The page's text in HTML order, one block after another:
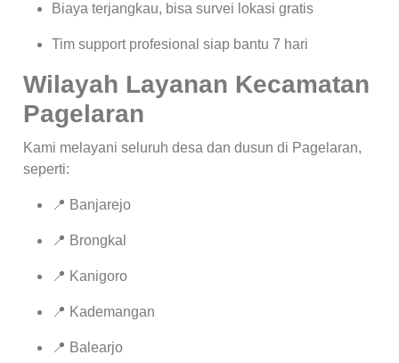
Biaya terjangkau, bisa survei lokasi gratis
Tim support profesional siap bantu 7 hari
Wilayah Layanan Kecamatan
Pagelaran
Kami melayani seluruh desa dan dusun di Pagelaran,
seperti:
📍 Banjarejo
📍 Brongkal
📍 Kanigoro
📍 Kademangan
📍 Balearjo